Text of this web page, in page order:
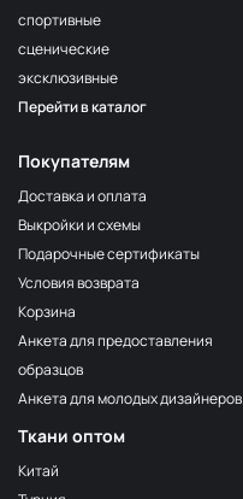
спортивные
сценические
эксклюзивные
Перейти в каталог
Покупателям
Доставка и оплата
Выкройки и схемы
Подарочные сертификаты
Условия возврата
Корзина
Анкета для предоставления
образцов
Анкета для молодых дизайнеров
Ткани оптом
Китай